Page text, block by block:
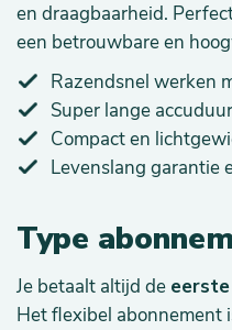
en draagbaarheid.
een betrouwbare en
Razendsnel werken
Super lange accuduur
Compact en
Levenslang garantie
Type
Je betaalt altijd de
Het flexibel abonnement